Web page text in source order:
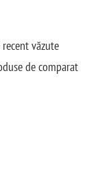
recent văzute
de comparat